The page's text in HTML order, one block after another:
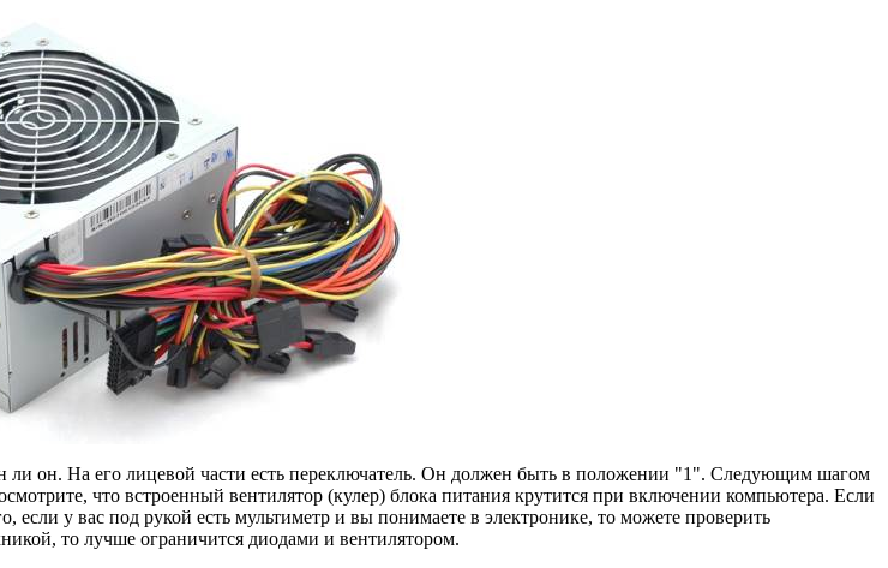
ли он. На его лицевой части есть переключатель. Он должен быть в положении "1". Следующим шагом
что встроенный вентилятор (кулер) блока питания крутится при включении компьютера. Если
у вас под рукой есть мультиметр и вы понимаете в электронике, то можете проверить
то лучше ограничится диодами и вентилятором.